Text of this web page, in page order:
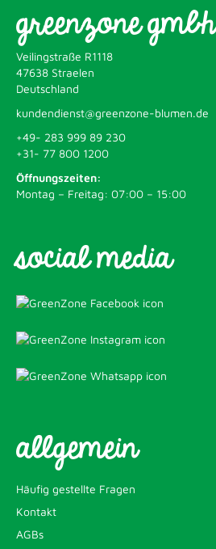
greenzone gmbh
Veilingstraße R1118
47638 Straelen
Deutschland
kundendienst@greenzone-blumen.de
+49- 283 999 89 230
+31- 77 800 1200
Öffnungszeiten:
Montag – Freitag: 07:00 – 15:00
social media
allgemein
Häufig gestellte Fragen
Kontakt
AGBs